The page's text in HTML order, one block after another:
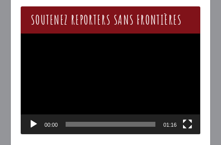
SOUTENEZ REPORTERS SANS FRONTIÈRES
00:00 01:16